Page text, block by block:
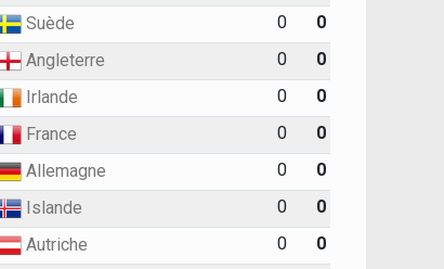
Suède 0
0
Angleterre 0
0
Irlande 0
0
France 0
0
Allemagne 0
0
Islande 0
0
Autriche 0
0